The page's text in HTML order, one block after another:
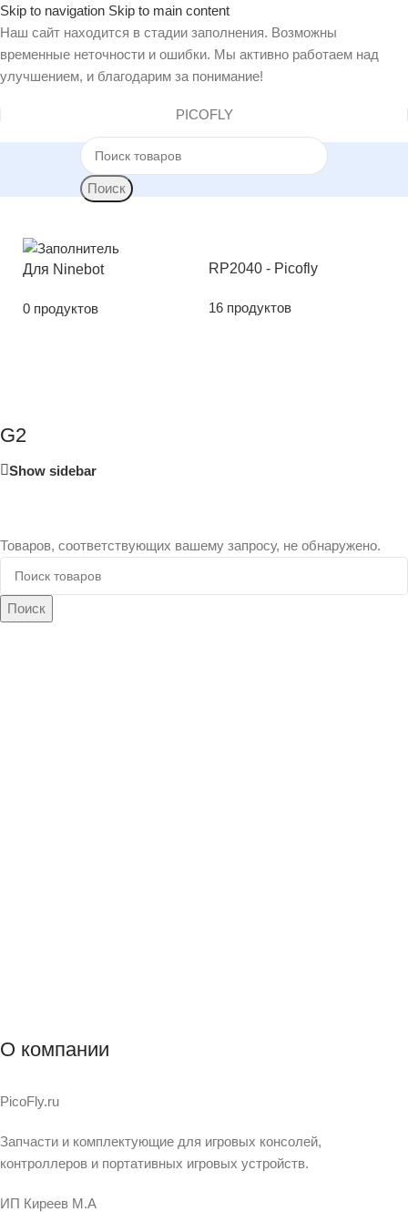
Skip to navigation Skip to main content
Наш сайт находится в стадии заполнения. Возможны
временные неточности и ошибки. Мы активно работаем над
улучшением, и благодарим за понимание!
PICOFLY
Поиск
Магазин/Товары с меткой «G2»
Для Ninebot
0 продуктов
RP2040 - Picofly
16 продуктов
G2
Show sidebar
Товаров, соответствующих вашему запросу, не обнаружено.
Поиск
О компании
PicoFly.ru
Запчасти и комплектующие для игровых консолей,
контроллеров и портативных игровых устройств.
ИП Киреев М.А